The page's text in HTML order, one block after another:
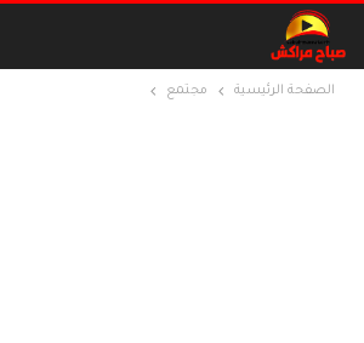
الصفحة الرئيسية مجتمع